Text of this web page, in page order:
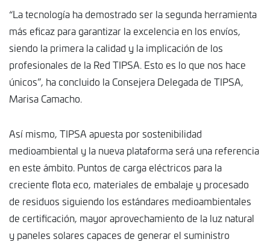
“La tecnología ha demostrado ser la segunda herramienta
más eficaz para garantizar la excelencia en los envíos,
siendo la primera la calidad y la implicación de los
profesionales de la Red TIPSA. Esto es lo que nos hace
únicos”, ha concluido la Consejera Delegada de TIPSA,
Marisa Camacho.
Así mismo, TIPSA apuesta por sostenibilidad
medioambiental y la nueva plataforma será una referencia
en este ámbito. Puntos de carga eléctricos para la
creciente flota eco, materiales de embalaje y procesado
de residuos siguiendo los estándares medioambientales
de certificación, mayor aprovechamiento de la luz natural
y paneles solares capaces de generar el suministro